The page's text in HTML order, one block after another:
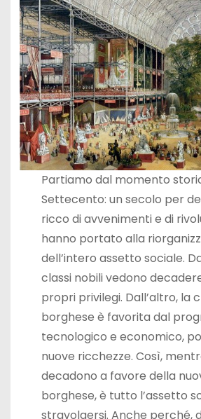
Partiamo dal momento
Settecento: un secolo per
ricco di avvenimenti e di
hanno portato alla
dell’intero assetto sociale.
classi nobili vedono
propri privilegi. Dall’altro, la
borghese è favorita dal
tecnologico e economico,
nuove ricchezze. Così,
decadono a favore della
borghese, è tutto l’assetto
stravolgersi. Anche perché,